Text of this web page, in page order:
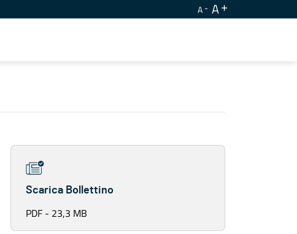
A A
Scarica Bollettino
PDF - 23,3 MB